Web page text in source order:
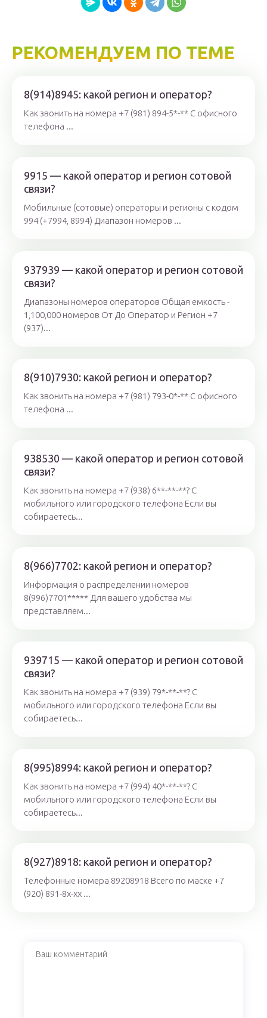
РЕКОМЕНДУЕМ ПО ТЕМЕ
8(914)8945: какой регион и оператор?
Как звонить на номера +7 (981) 894-5*-** С офисного
телефона ...
9915 — какой оператор и регион сотовой
связи?
Мобильные (сотовые) операторы и регионы с кодом
994 (+7994, 8994) Диапазон номеров ...
937939 — какой оператор и регион сотовой
связи?
Диапазоны номеров операторов Общая емкость -
1,100,000 номеров От До Оператор и Регион +7
(937)...
8(910)7930: какой регион и оператор?
Как звонить на номера +7 (981) 793-0*-** С офисного
телефона ...
938530 — какой оператор и регион сотовой
связи?
Как звонить на номера +7 (938) 6**-**-**? С
мобильного или городского телефона Если вы
собираетесь...
8(966)7702: какой регион и оператор?
Информация о распределении номеров
8(996)7701***** Для вашего удобства мы
представляем...
939715 — какой оператор и регион сотовой
связи?
Как звонить на номера +7 (939) 79*-**-**? С
мобильного или городского телефона Если вы
собираетесь...
8(995)8994: какой регион и оператор?
Как звонить на номера +7 (994) 40*-**-**? С
мобильного или городского телефона Если вы
собираетесь...
8(927)8918: какой регион и оператор?
Телефонные номера 89208918 Всего по маске +7
(920) 891-8x-xx ...